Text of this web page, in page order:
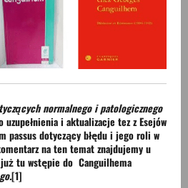
normalnego i patologicznego
i aktualizacje tez z Esejów
passus dotyczący błędu i jego roli w
na ten temat znajdujemy u
tu wstępie do Canguilhema
[1]